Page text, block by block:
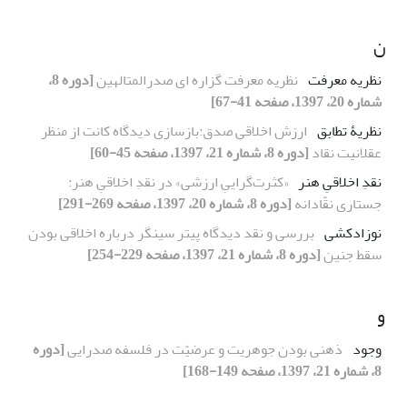
ن
نظریه معرفت نظریه معرفت گزاره ای صدرالمتالهین
[دوره 8،
شماره 20، 1397، صفحه 41-67]
نظریۀ تطابق ارزش اخلاقی صدق:بازسازی دیدگاه کانت از منظر
عقلانیت نقاد[دوره 8، شماره 21، 1397، صفحه 45-60]
نقدِ اخلاقیِ هنر «کثرت‌گراییِ ارزشی» در نقدِ اخلاقیِ هنر:
جستاری نقّادانه[دوره 8، شماره 20، 1397، صفحه 269-291]
نوزادکشی بررسی و نقد دیدگاه پیتر سینگر درباره اخلاقی بودن
سقط جنین[دوره 8، شماره 21، 1397، صفحه 229-254]
و
وجود ذهنی بودن جوهریت و عرضیّت در فلسفه صدرایی[دوره
8، شماره 21، 1397، صفحه 149-168]